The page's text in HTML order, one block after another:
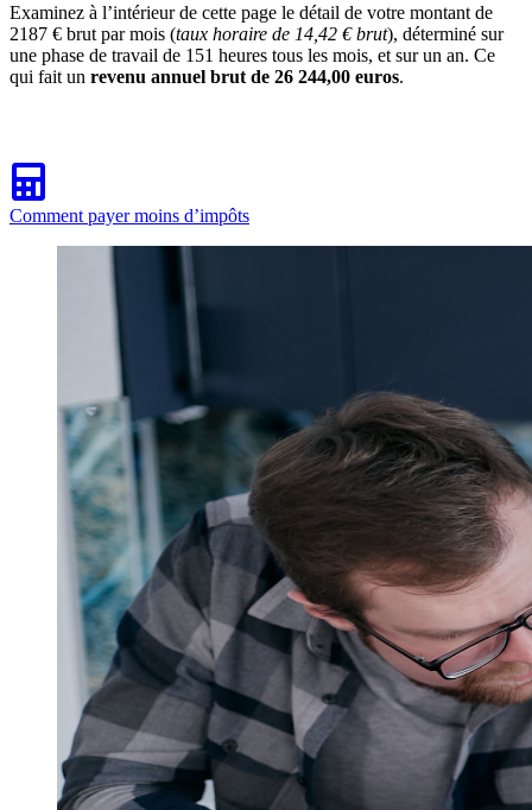
Examinez à l’intérieur de cette page le détail de votre montant de
2187 € brut par mois (taux horaire de 14,42 € brut), déterminé sur
une phase de travail de 151 heures tous les mois, et sur un an. Ce
qui fait un revenu annuel brut de 26 244,00 euros.
Comment payer moins d’impôts